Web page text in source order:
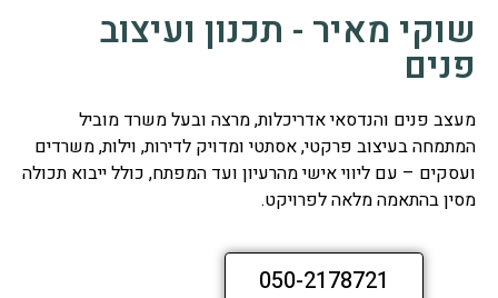
שוקי מאיר - תכנון ועיצוב
פנים
מעצב פנים והנדסאי אדריכלות, מרצה ובעל משרד מוביל
המתמחה בעיצוב פרקטי, אסתטי ומדויק לדירות, וילות, משרדים
ועסקים – עם ליווי אישי מהרעיון ועד המפתח, כולל ייבוא תכולה
מסין בהתאמה מלאה לפרויקט.
050-2178721